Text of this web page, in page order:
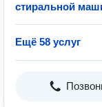
стиральной
Ещё 58 услуг